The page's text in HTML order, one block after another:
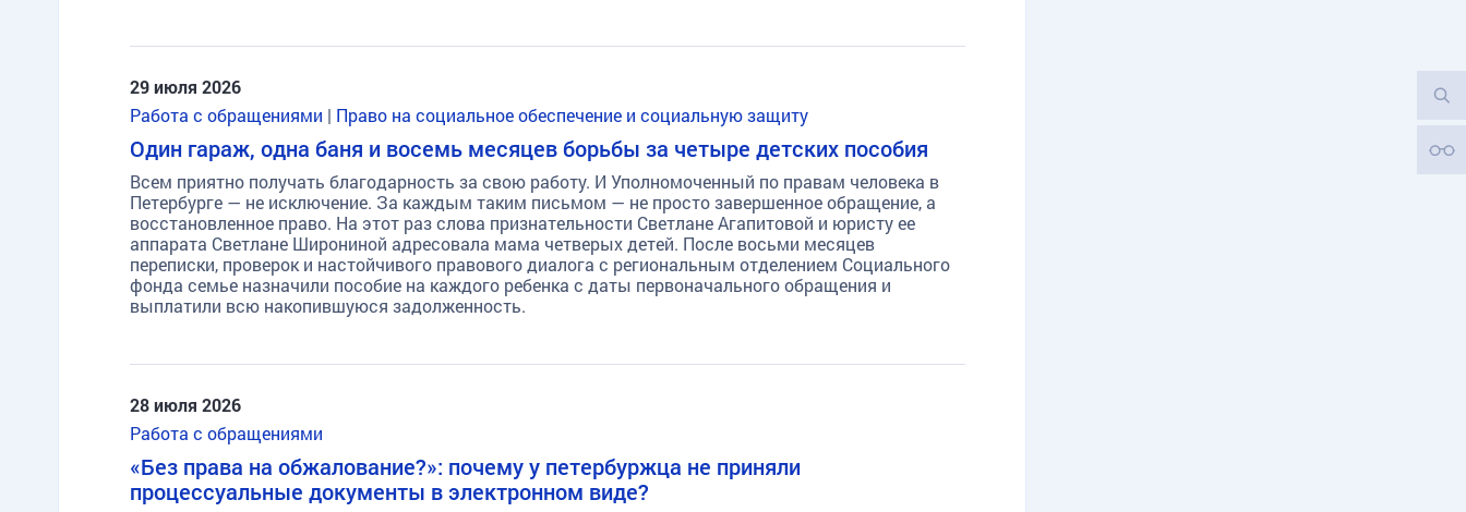
29 июля 2026
Работа с обращениями | Право на социальное обеспечение и социальную защиту
Один гараж, одна баня и восемь месяцев борьбы за четыре детских пособия
Всем приятно получать благодарность за свою работу. И Уполномоченный по правам человека в
Петербурге — не исключение. За каждым таким письмом — не просто завершенное обращение, а
восстановленное право. На этот раз слова признательности Светлане Агапитовой и юристу ее
аппарата Светлане Широниной адресовала мама четверых детей. После восьми месяцев
переписки, проверок и настойчивого правового диалога с региональным отделением Социального
фонда семье назначили пособие на каждого ребенка с даты первоначального обращения и
выплатили всю накопившуюся задолженность.
28 июля 2026
Работа с обращениями
«Без права на обжалование?»: почему у петербуржца не приняли
процессуальные документы в электронном виде?